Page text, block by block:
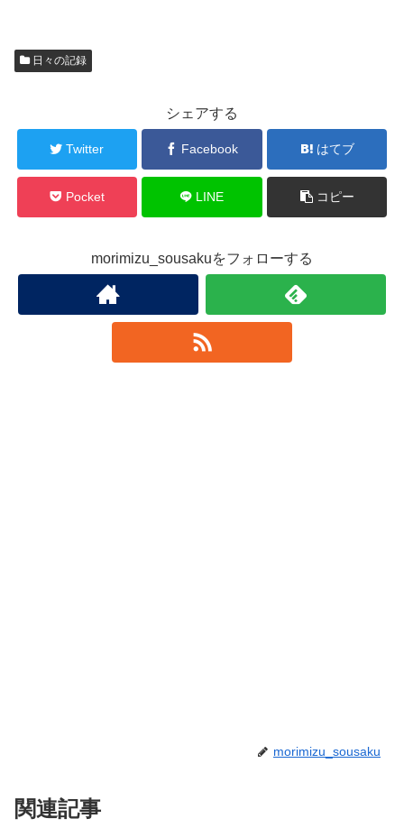
日々の記録
シェアする
Twitter Facebook はてブ
Pocket LINE コピー
morimizu_sousakuをフォローする
morimizu_sousaku
関連記事